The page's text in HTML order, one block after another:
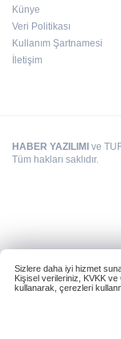
Künye
Veri Politikası
Kullanım Şartnamesi
İletişim
HABER YAZILIMI ve
Tüm hakları saklıdır.
Sizlere daha iyi hizmet
Kişisel verileriniz, KVKK ve
kullanarak, çerezleri